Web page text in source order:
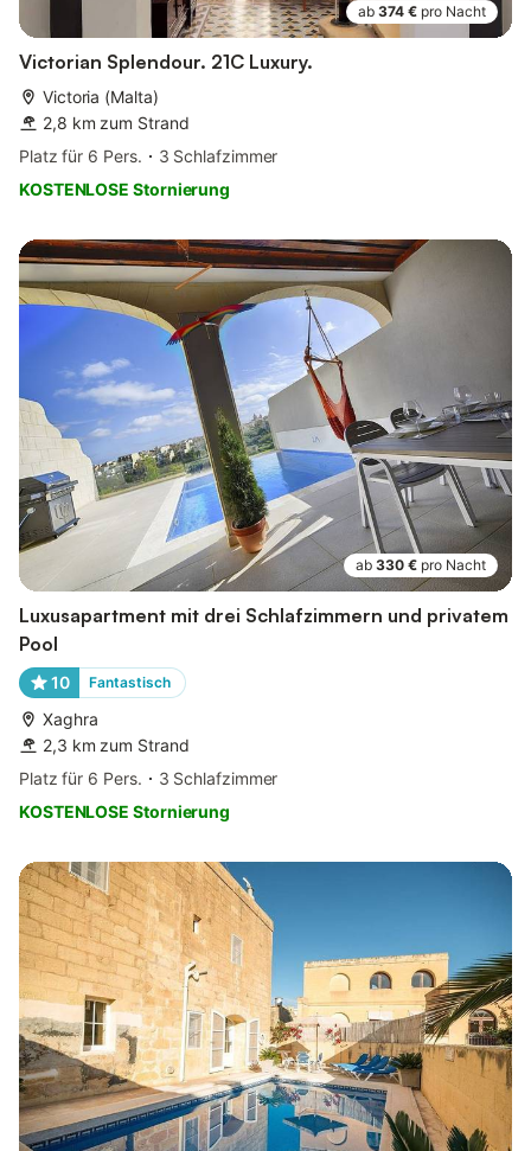
ab 374 € pro Nacht
Victorian Splendour. 21C Luxury.
Victoria (Malta)
2,8 km zum Strand
Platz für 6 Pers.
3 Schlafzimmer
KOSTENLOSE Stornierung
ab 330 € pro Nacht
Luxusapartment mit drei Schlafzimmern und privatem
Pool
10 Fantastisch
Xaghra
2,3 km zum Strand
Platz für 6 Pers.
3 Schlafzimmer
KOSTENLOSE Stornierung